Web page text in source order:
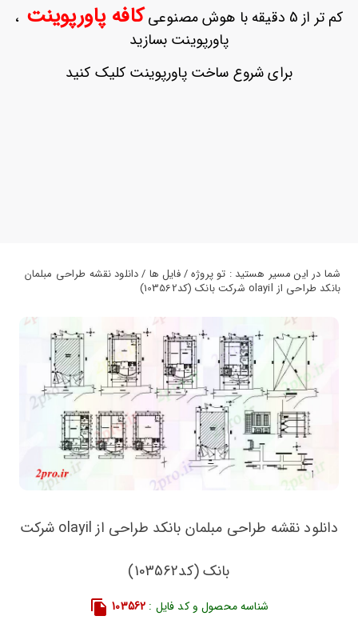
ثبت
بازیابی
کم تر از 5 دقیقه با هوش مصنوعی کافه پاورپوینت ،
پاورپوینت بسازید
برای شروع ساخت پاورپوینت کلیک کنید
شما در این مسیر هستید : تو پروژه / فایل ها / دانلود نقشه طراحی مبلمان
بانکد طراحی از olayil شرکت بانک (کد103562)
دانلود نقشه طراحی مبلمان بانکد طراحی از olayil شرکت
بانک (کد103562)
شناسه محصول و کد فایل : 103562